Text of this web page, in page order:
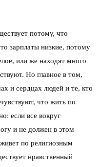
потому, что
зарплаты низкие, потому
или же находят много
Но главное в том,
и сердцах людей и те, кто
что жить по
если все вокруг
и не должен в этом
по религиозным
нравственный